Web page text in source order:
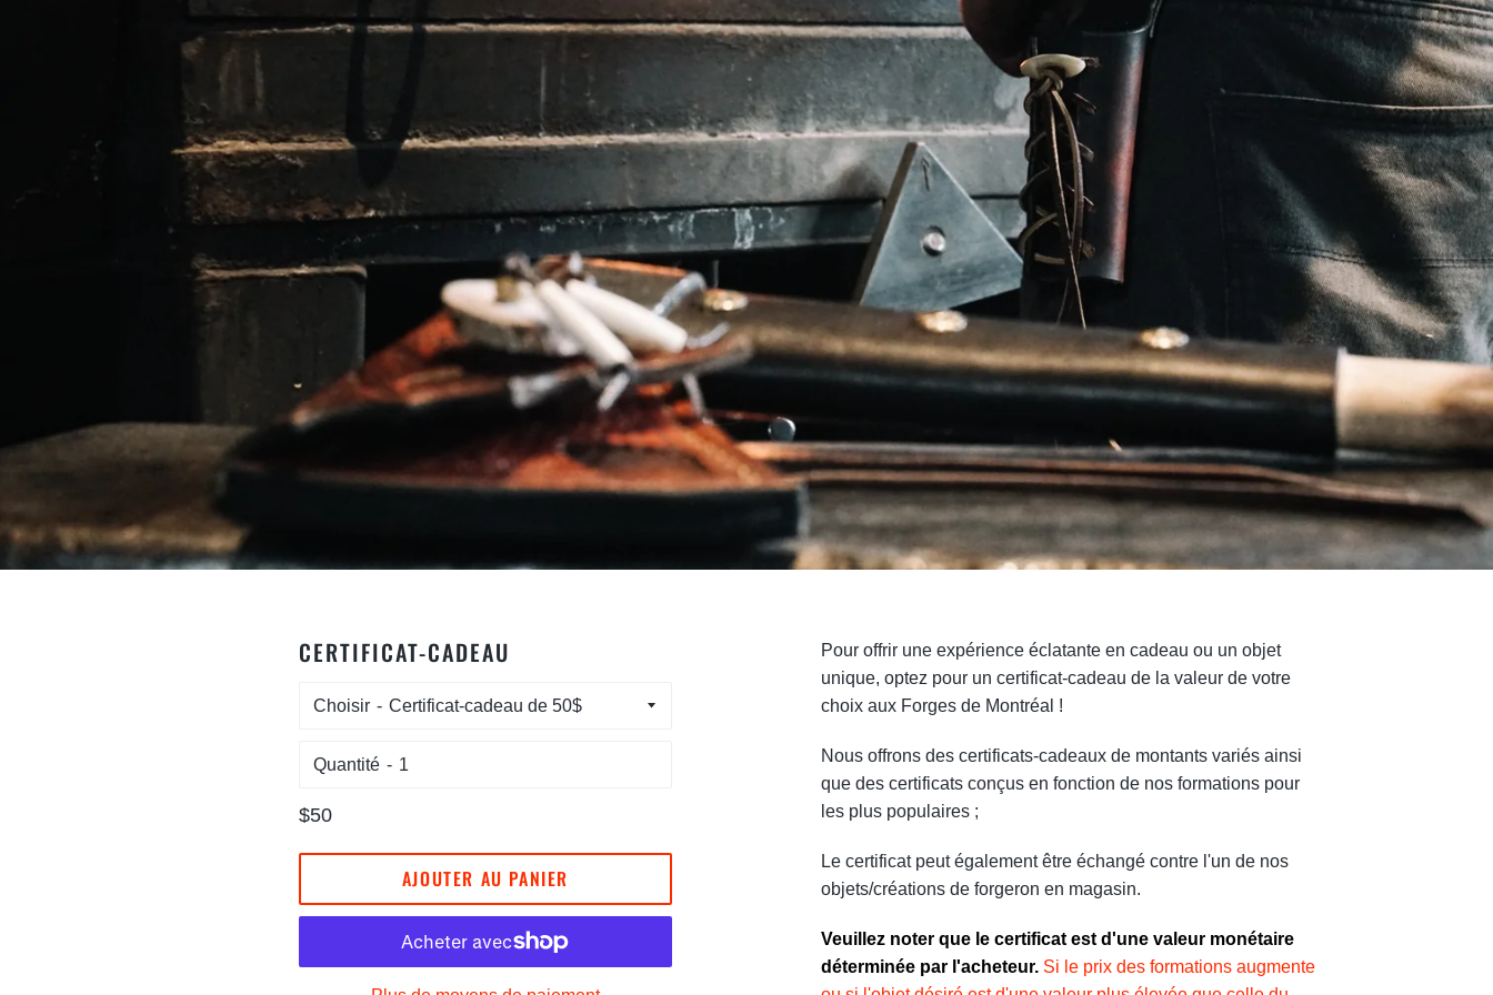
CERTIFICAT-CADEAU
Choisir
Quantité
Prix
$50
AJOUTER AU PANIER
Pour offrir une expérience éclatante en cadeau ou un objet
unique, optez pour un certificat-cadeau de la valeur de votre
choix aux Forges de Montréal !
Nous offrons des certificats-cadeaux de montants variés ainsi
que des certificats conçus en fonction de nos formations pour
les plus populaires ;
Le certificat peut également être échangé contre l'un de nos
objets/créations de forgeron en magasin.
Veuillez noter que le certificat est d'une valeur monétaire
déterminée par l'acheteur. Si le prix des formations augmente